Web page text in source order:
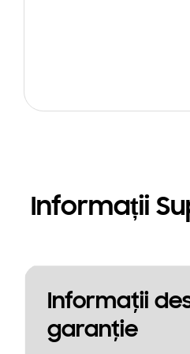
Informații
Informaţii
garanţie